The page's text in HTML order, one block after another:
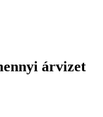
árvizet